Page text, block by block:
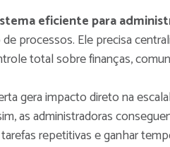
eficiente para
processos. Ele precisa
total sobre finanças,
gera impacto direto na
as administradoras
repetitivas e ganhar